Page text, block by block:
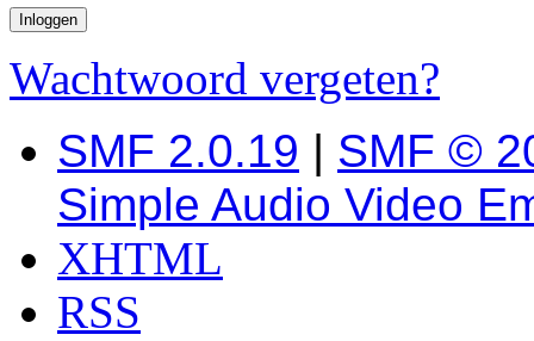
Wachtwoord vergeten?
SMF 2.0.19 | SMF ©
Simple Audio Video
XHTML
RSS